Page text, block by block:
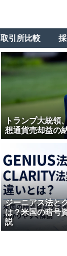
取引所比較
トランプ大統領
想通貨売却益の
ジーニアス法と
は？米国の暗号
説